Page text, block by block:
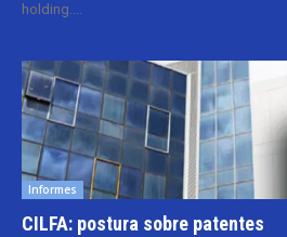
holding....
Informes
CILFA: postura sobre patentes